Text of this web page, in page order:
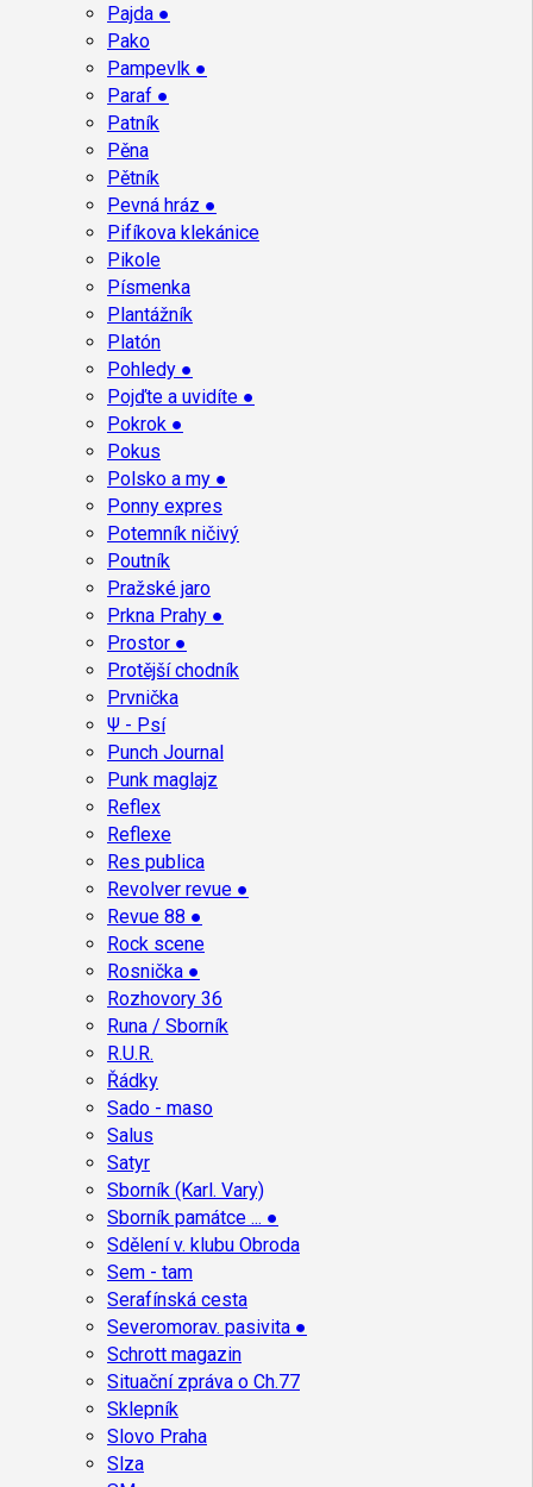
Pajda ●
Pako
Pampevlk ●
Paraf ●
Patník
Pěna
Pětník
Pevná hráz ●
Pifíkova klekánice
Pikole
Písmenka
Plantážník
Platón
Pohledy ●
Pojďte a uvidíte ●
Pokrok ●
Pokus
Polsko a my ●
Ponny expres
Potemník ničivý
Poutník
Pražské jaro
Prkna Prahy ●
Prostor ●
Protější chodník
Prvnička
Ψ - Psí
Punch Journal
Punk maglajz
Reflex
Reflexe
Res publica
Revolver revue ●
Revue 88 ●
Rock scene
Rosnička ●
Rozhovory 36
Runa / Sborník
R.U.R.
Řádky
Sado - maso
Salus
Satyr
Sborník (Karl. Vary)
Sborník památce ... ●
Sdělení v. klubu Obroda
Sem - tam
Serafínská cesta
Severomorav. pasivita ●
Schrott magazin
Situační zpráva o Ch.77
Sklepník
Slovo Praha
Slza